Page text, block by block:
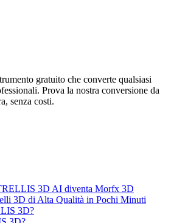
gratuito che converte qualsiasi
Prova la nostra conversione da
senza costi.
3D AI diventa Morfx 3D
3D di Alta Qualità in Pochi Minuti
3D?